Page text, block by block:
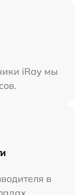
iRay мы
в